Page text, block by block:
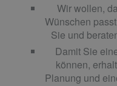
Wir wollen,
Wünschen
Sie und
Damit Sie
können,
Planung und